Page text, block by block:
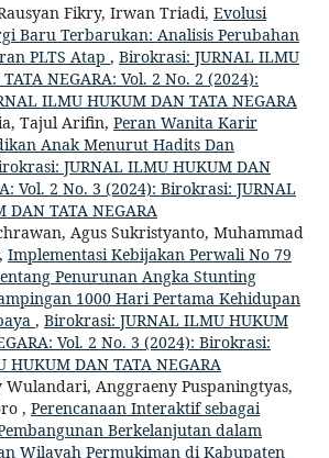
Fikry, Irwan Triadi, Evolusi
Baru Terbarukan: Analisis Perubahan
PLTS Atap , Birokrasi: JURNAL ILMU
NEGARA: Vol. 2 No. 2 (2024):
ILMU HUKUM DAN TATA NEGARA
Tajul Arifin, Peran Wanita Karir
Anak Menurut Hadits Dan
JURNAL ILMU HUKUM DAN
Vol. 2 No. 3 (2024): Birokrasi: JURNAL
DAN TATA NEGARA
Agus Sukristyanto, Muhammad
Implementasi Kebijakan Perwali No 79
Penurunan Angka Stunting
1000 Hari Pertama Kehidupan
, Birokrasi: JURNAL ILMU HUKUM
Vol. 2 No. 3 (2024): Birokrasi:
HUKUM DAN TATA NEGARA
Wulandari, Anggraeny Puspaningtyas,
, Perencanaan Interaktif sebagai
Berkelanjutan dalam
Wilayah Permukiman di Kabupaten